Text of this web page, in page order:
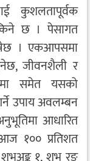
कुशलतापूर्वक
छ । पेसागत
। एकआपसमा
जीवनशैली र
समेत यसको
उपाय अवलम्बन
अनुभूतिमा आधारित
आज १०० प्रतिशत